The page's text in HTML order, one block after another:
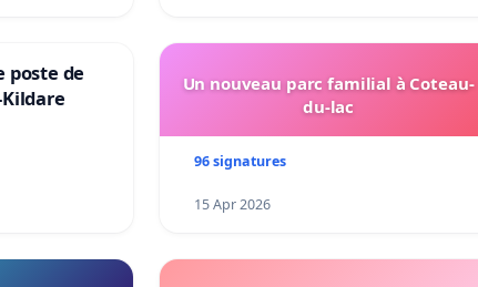
poste de
Un nouveau parc familial à Coteau-
du-lac
96 signatures
15 Apr 2026